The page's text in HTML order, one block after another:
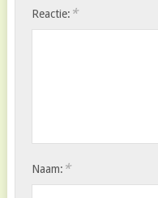
Reactie: *
Naam: *